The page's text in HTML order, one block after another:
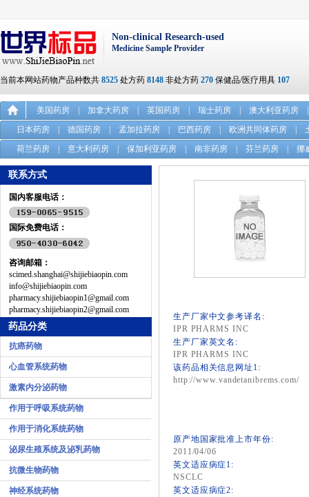
Non-clinical Research-used
Medicine Sample Provider
当前本网站药物产品种数共 8525 处方药 8148 非处方药 270 保健品/医疗用具 107
美国药房 加拿大药房 英国药房 瑞士药房 澳大利亚药房
日本药房
德国药房 孟加拉药房 巴西药房 欧洲共同体药房
荷兰药房
意大利药房 保加利亚药房 南非药房 芬兰药房 挪
联系方式
国内客服电话：
国际免费电话：
咨询邮箱：
scimed.shanghai@shijiebiaopin.com
info@shijiebiaopin.com
pharmacy.shijiebiaopin1@gmail.com
pharmacy.shijiebiaopin2@gmail.com
药品分类
抗癌药物
心血管系统药物
激素内分泌药物
作用于呼吸系统药物
作用于消化系统药物
泌尿生殖系统及泌乳药物
抗微生物药物
神经系统药物
生产厂家中文参考译名:
IPR PHARMS INC
生产厂家英文名:
IPR PHARMS INC
该药品相关信息网址1:
http://www.vandetanibrems.com/
原产地国家批准上市年份:
2011/04/06
英文适应病症1:
NSCLC
英文适应病症2: